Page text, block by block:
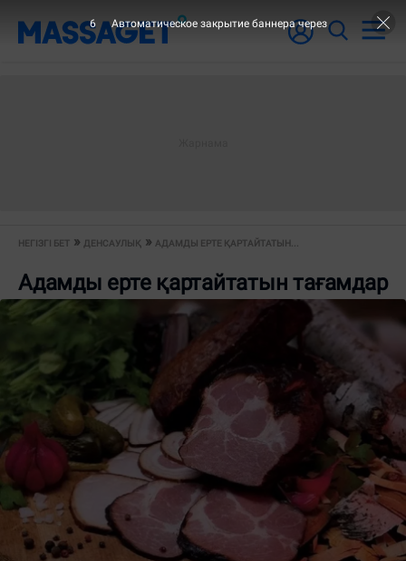
НЕГІЗГІ БЕТ ДЕНСАУЛЫҚ АДАМДЫ ЕРТЕ ҚАРТАЙТАТЫН...
Адамды ерте қартайтатын тағамдар
5 Автоматическое закрытие баннера через